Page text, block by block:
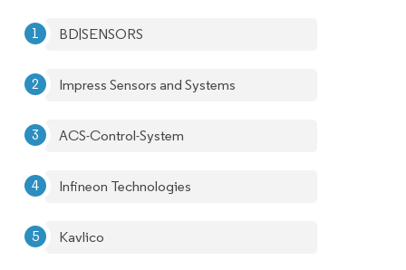
BD|SENSORS
Impress Sensors and Systems
ACS-Control-System
Infineon Technologies
Kavlico